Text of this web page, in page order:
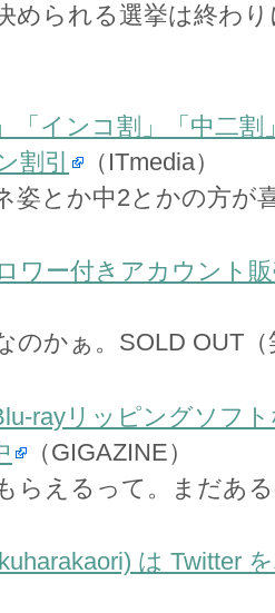
められる選挙は終わ
「インコ割」「中二
割引
（ITmedia）
姿とか中2とかの方が
ワー付きアカウント
のかぁ。SOLD OUT（
rayリッピングソフ
（GIGAZINE）
らえるって。まだあ
は Twitter